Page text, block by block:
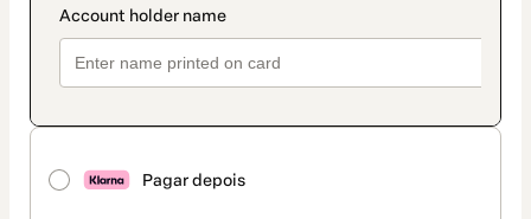
Pagar depois